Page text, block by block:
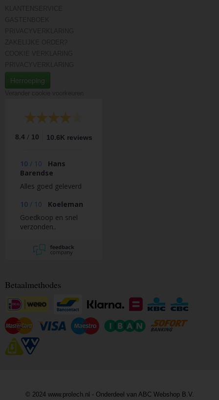
Herroeping
8.4 / 10 10.6K reviews
10 / 10
Hans
Barendse
Alles goed geleverd
10 / 10
Koeleman
Goedkoop en snel
verzonden..
Betaalmethodes